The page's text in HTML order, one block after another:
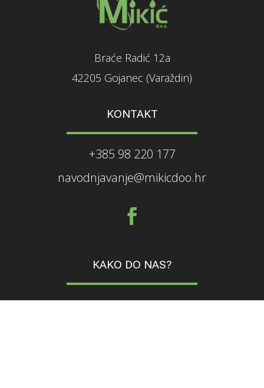
Braće Radić 12a
42205 Gojanec (Varaždin)
KONTAKT
+385 98 220 177
navodnjavanje@mikicdoo.hr
KAKO DO NAS?
Google karta